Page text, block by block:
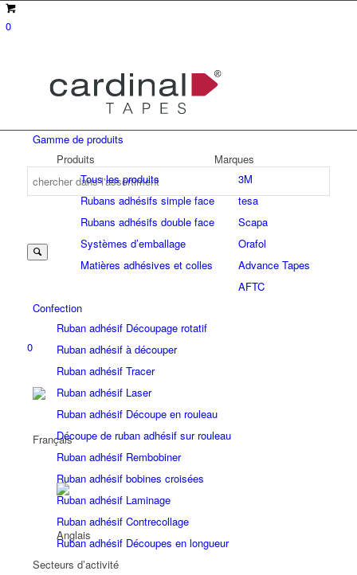
0
0
Gamme de produits
Produits
Tous les produits
Rubans adhésifs simple face
Rubans adhésifs double face
Systèmes d’emballage
Matières adhésives et colles
Marques
3M
tesa
Scapa
Orafol
Advance Tapes
AFTC
Confection
Ruban adhésif Découpage rotatif
Ruban adhésif à découper
Ruban adhésif Tracer
Ruban adhésif Laser
Ruban adhésif Découpe en rouleau
Découpe de ruban adhésif sur rouleau
Ruban adhésif Rembobiner
Ruban adhésif bobines croisées
Ruban adhésif Laminage
Ruban adhésif Contrecollage
Ruban adhésif Découpes en longueur
Secteurs d’activité